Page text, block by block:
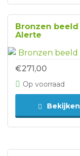
Bronzen beeld
Alerte
€271,00
Op voorraad
Bekijken